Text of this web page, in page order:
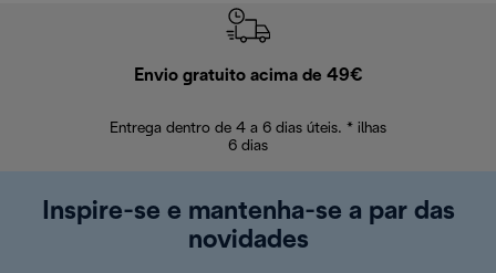
Envio gratuito acima de 49€
Entrega dentro de 4 a 6 dias úteis. * ilhas
6 dias
Inspire-se e mantenha-se a par das
novidades